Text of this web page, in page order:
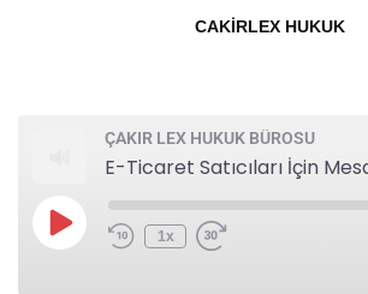
CAKIRLEX HUKUK
ÇAKIR LEX HUKUK BÜROSU
1x